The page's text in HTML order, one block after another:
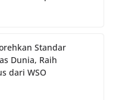
Standar
Dunia, Raih
dari WSO